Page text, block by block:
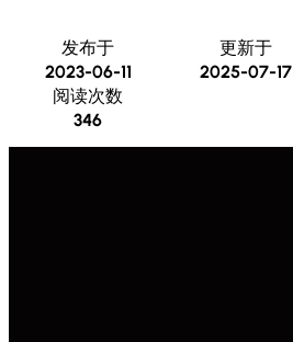
发布于
2023-06-11
更新于
2025-07-17
阅读次数
346